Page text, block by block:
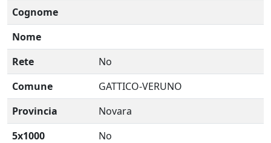
Cognome
Nome
Rete
No
Comune
GATTICO-VERUNO
Provincia
Novara
5x1000
No